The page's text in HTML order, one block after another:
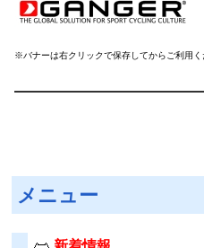
※バナーは右クリックで保存してからご利用く
メニュー